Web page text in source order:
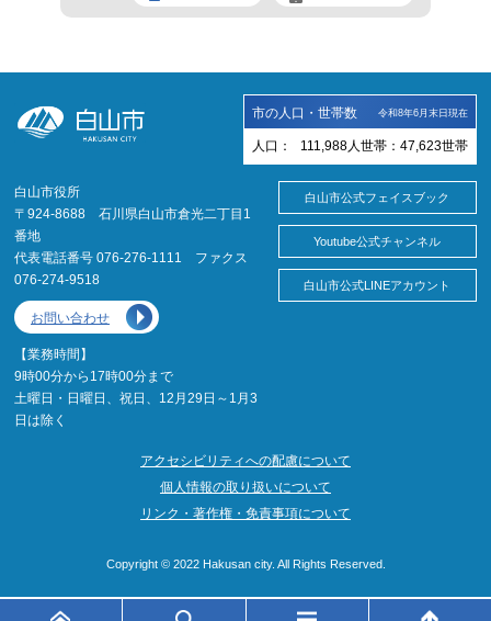
市の人口・世帯数 令和8年6月末日現在
人口： 111,988 人 世帯： 47,623世帯
白山市役所
〒924-8688 石川県白山市倉光二丁目1
番地
代表電話番号 076-276-1111 ファクス
076-274-9518
お問い合わせ
【業務時間】
9時00分から17時00分まで
土曜日・日曜日、祝日、12月29日～1月3
日は除く
白山市公式フェイスブック
Youtube公式チャンネル
白山市公式LINEアカウント
アクセシビリティへの配慮について
個人情報の取り扱いについて
リンク・著作権・免責事項について
Copyright © 2022 Hakusan city. All Rights Reserved.